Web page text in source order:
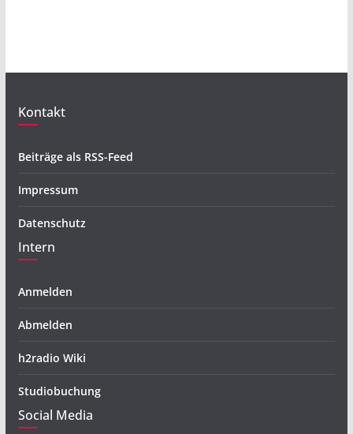
Kontakt
Beiträge als RSS-Feed
Impressum
Datenschutz
Intern
Anmelden
Abmelden
h2radio Wiki
Studiobuchung
Social Media